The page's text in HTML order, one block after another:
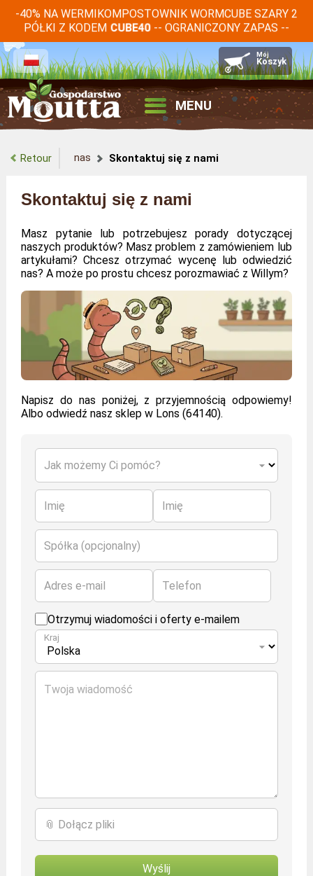
-40% NA WERMIKOMPOSTOWNIK WORMCUBE SZARY 2
PÓŁKI Z KODEM CUBE40 -- OGRANICZONY ZAPAS --
MENU
Retour nas Skontaktuj się z nami
Skontaktuj się z nami
Masz pytanie lub potrzebujesz porady dotyczącej
naszych produktów? Masz problem z zamówieniem lub
artykułami? Chcesz otrzymać wycenę lub odwiedzić
nas? A może po prostu chcesz porozmawiać z Willym?
Napisz do nas poniżej, z przyjemnością odpowiemy!
Albo odwiedź nasz sklep w Lons (64140).
Jak możemy Ci pomóc?
Imię Imię
Spółka (opcjonalny)
Adres e-mail Telefon
Otrzymuj wiadomości i oferty e-mailem
Kraj
Twoja wiadomość
📎 Dołącz pliki
Wyślij